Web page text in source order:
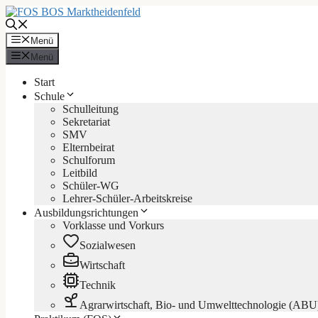
Zum
Inhalt
springenMenü
Menü
Start
Schule
Schulleitung
Sekretariat
SMV
Elternbeirat
Schulforum
Leitbild
Schüler-WG
Lehrer-Schüler-Arbeitskreise
Ausbildungsrichtungen
Vorklasse und Vorkurs
Sozialwesen
Wirtschaft
Technik
Agrarwirtschaft, Bio- und Umwelttechnologie